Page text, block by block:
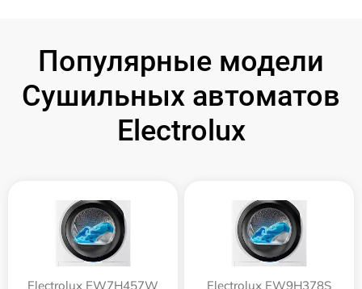
Популярные модели
Сушильных автоматов
Electrolux
Electrolux EW7H457W Electrolux EW9H378S